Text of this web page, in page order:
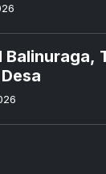
Balinuraga,